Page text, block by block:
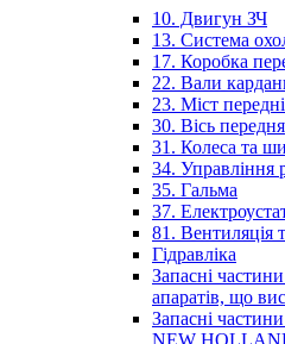
10. Двигун ЗЧ
13. Система
17. Коробка
22. Вали
23. Міст
30. Вісь передня
31. Колеса та
34. Управління
35. Гальма
37.
81. Вентиляція
Гідравліка
Запасні
апаратів, що
Запасні
NEW